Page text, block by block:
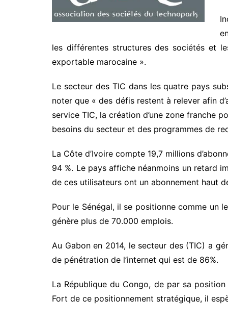
les différentes structures des sociétés et
exportable marocaine ».
Le secteur des TIC dans les quatre pays
noter que « des défis restent à relever afin
service TIC, la création d’une zone franche
besoins du secteur et des programmes de
La Côte d’Ivoire compte 19,7 millions
94 %. Le pays affiche néanmoins un retard
de ces utilisateurs ont un abonnement haut
Pour le Sénégal, il se positionne comme un
génère plus de 70.000 emplois.
Au Gabon en 2014, le secteur des (TIC) a
de pénétration de l’internet qui est de 86%.
La République du Congo, de par sa
Fort de ce positionnement stratégique, il